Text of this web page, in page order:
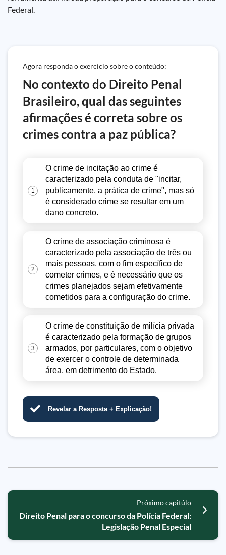
Federal.
Agora responda o exercício sobre o conteúdo:
No contexto do Direito Penal
Brasileiro, qual das seguintes
afirmações é correta sobre os
crimes contra a paz pública?
1
O crime de incitação ao crime é
caracterizado pela conduta de "incitar,
publicamente, a prática de crime", mas só
é considerado crime se resultar em um
dano concreto.
2
O crime de associação criminosa é
caracterizado pela associação de três ou
mais pessoas, com o fim específico de
cometer crimes, e é necessário que os
crimes planejados sejam efetivamente
cometidos para a configuração do crime.
3
O crime de constituição de milícia privada
é caracterizado pela formação de grupos
armados, por particulares, com o objetivo
de exercer o controle de determinada
área, em detrimento do Estado.
Revelar a Resposta + Explicação!
Próximo capitúlo
Direito Penal para o concurso da Polícia Federal:
Legislação Penal Especial